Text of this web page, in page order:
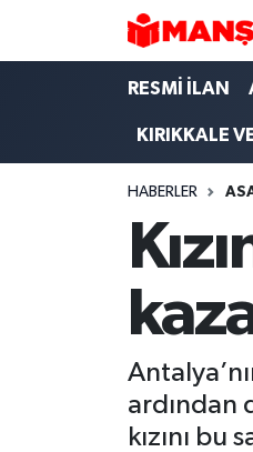
RESMİ İLAN
KIRIKKALE
HABERLER
ardından
kızını
Hava Durumu
Trafik Durumu
Süper Lig Puan
Tüm Manşetler
Son Dakika Haberleri
Haber Arşivi